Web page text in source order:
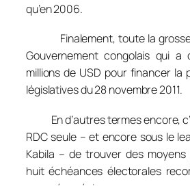
qu’en 2006.
Finalement, toute la grosse
Gouvernement congolais qui a
millions de USD pour financer la
législatives du 28 novembre 2011.
En d’autres termes encore,
RDC seule – et encore sous le
Kabila – de trouver des
huit échéances électorales